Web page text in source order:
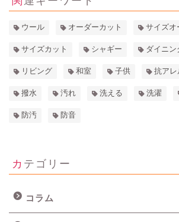
ウール オーダーカット サイズオ
サイズカット シャギー ダイニン
リビング 和室 子供 抗アレ
撥水 汚れ 洗える 洗濯
防汚 防音
カテゴリー
コラム